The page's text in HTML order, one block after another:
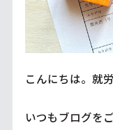
こんにちは。就
いつもブログを